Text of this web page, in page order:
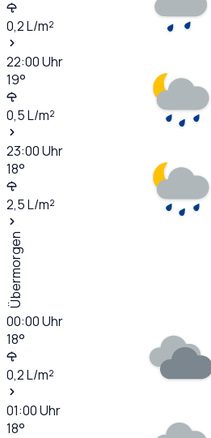
0,2L/m²
22:00Uhr
19°
0,5L/m²
23:00Uhr
18°
2,5L/m²
Übermorgen
00:00Uhr
18°
0,2L/m²
01:00Uhr
18°